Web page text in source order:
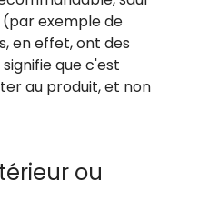
exemple de
en effet, ont des
que c'est
au produit, et non
ou